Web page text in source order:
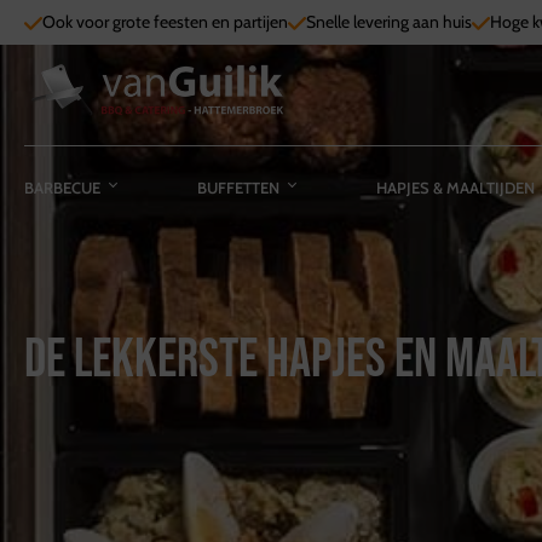
Ook voor grote feesten en partijen Snelle levering aan huis Hoge
BARBECUE BUFFETTEN HAPJES & MAALTIJDEN
De lekkerste hapjes en